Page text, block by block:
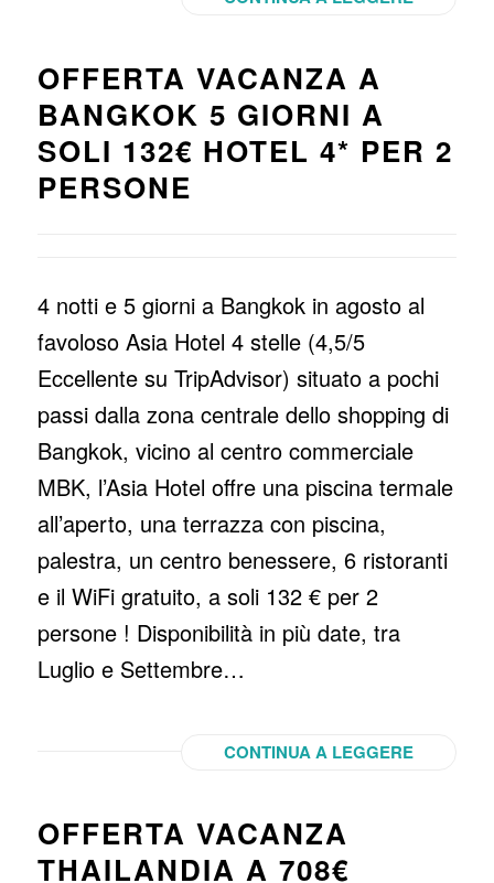
OFFERTA VACANZA A
BANGKOK 5 GIORNI A
SOLI 132€ HOTEL 4* PER 2
PERSONE
4 notti e 5 giorni a Bangkok in agosto al
favoloso Asia Hotel 4 stelle (4,5/5
Eccellente su TripAdvisor) situato a pochi
passi dalla zona centrale dello shopping di
Bangkok, vicino al centro commerciale
MBK, l’Asia Hotel offre una piscina termale
all’aperto, una terrazza con piscina,
palestra, un centro benessere, 6 ristoranti
e il WiFi gratuito, a soli 132 € per 2
persone ! Disponibilità in più date, tra
Luglio e Settembre…
CONTINUA A LEGGERE
OFFERTA VACANZA
THAILANDIA A 708€